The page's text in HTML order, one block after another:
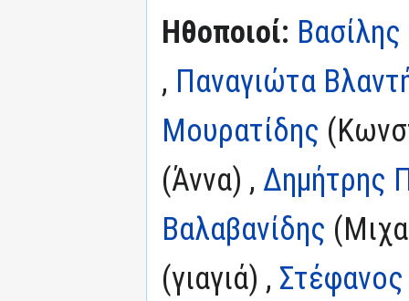
Ηθοποιοί:
, Παναγιώτα
Μουρατίδης
(Άννα) , Δημήτρης
Βαλαβανίδης
(γιαγιά) ,